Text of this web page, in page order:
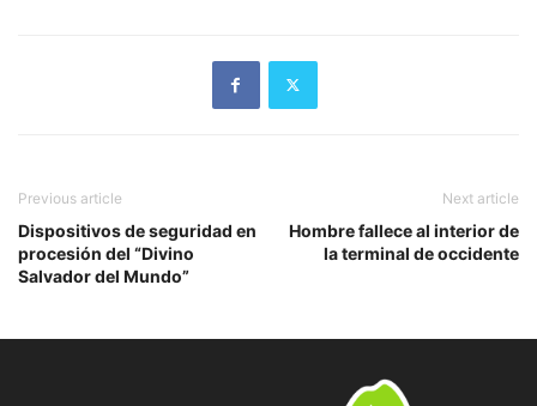
Previous article
Dispositivos de seguridad en
procesión del “Divino
Salvador del Mundo”
Next article
Hombre fallece al interior de
la terminal de occidente